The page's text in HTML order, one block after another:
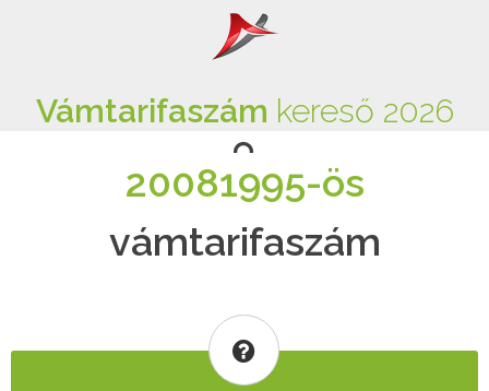
Vámtarifaszám kereső 2026
20081995-ös
vámtarifaszám